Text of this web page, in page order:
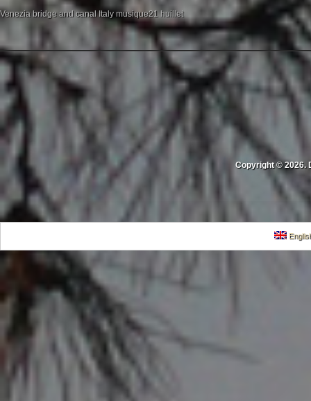
Venezia bridge and canal Italy musique21 huillet
Copyright © 2026.